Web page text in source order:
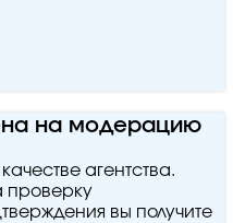
на модерацию
агентства.
проверку
вы получите